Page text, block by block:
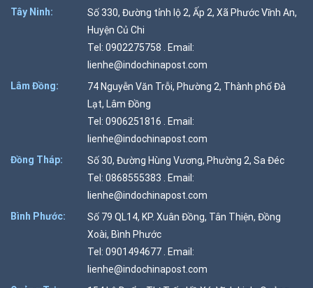
Tây Ninh:
Số 330, Đường tỉnh lộ 2, Ấp 2, Xã Phước Vĩnh An,
Huyện Củ Chi
Tel: 0902275758 . Email:
lienhe@indochinapost.com
Lâm Đồng:
74 Nguyễn Văn Trỗi, Phường 2, Thành phố Đà
Lạt, Lâm Đồng
Tel: 0906251816 . Email:
lienhe@indochinapost.com
Đồng Tháp:
Số 30, Đường Hùng Vương, Phường 2, Sa Đéc
Tel: 0868555383 . Email:
lienhe@indochinapost.com
Bình Phước:
Số 79 QL14, KP. Xuân Đồng, Tân Thiện, Đồng
Xoài, Bình Phước
Tel: 0901494677 . Email:
lienhe@indochinapost.com